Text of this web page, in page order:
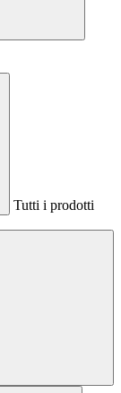
Tutti i prodotti